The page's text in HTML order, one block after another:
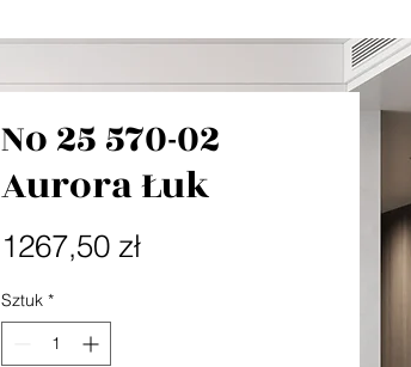
No 25 570-02
Aurora Łuk
1267,50 złCena
Sztuk *